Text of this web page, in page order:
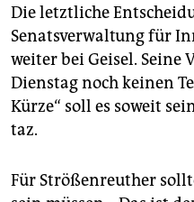
Die letztliche
Senatsverwaltung für
weiter bei Geisel. Seine
Dienstag noch keinen
Kürze“ soll es soweit
taz.
Für Strößenreuther